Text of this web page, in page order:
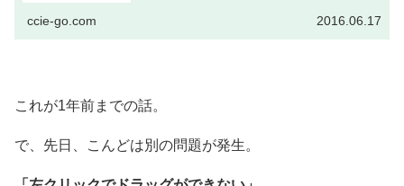
ccie-go.com 2016.06.17
これが1年前までの話。
で、先日、こんどは別の問題が発生。